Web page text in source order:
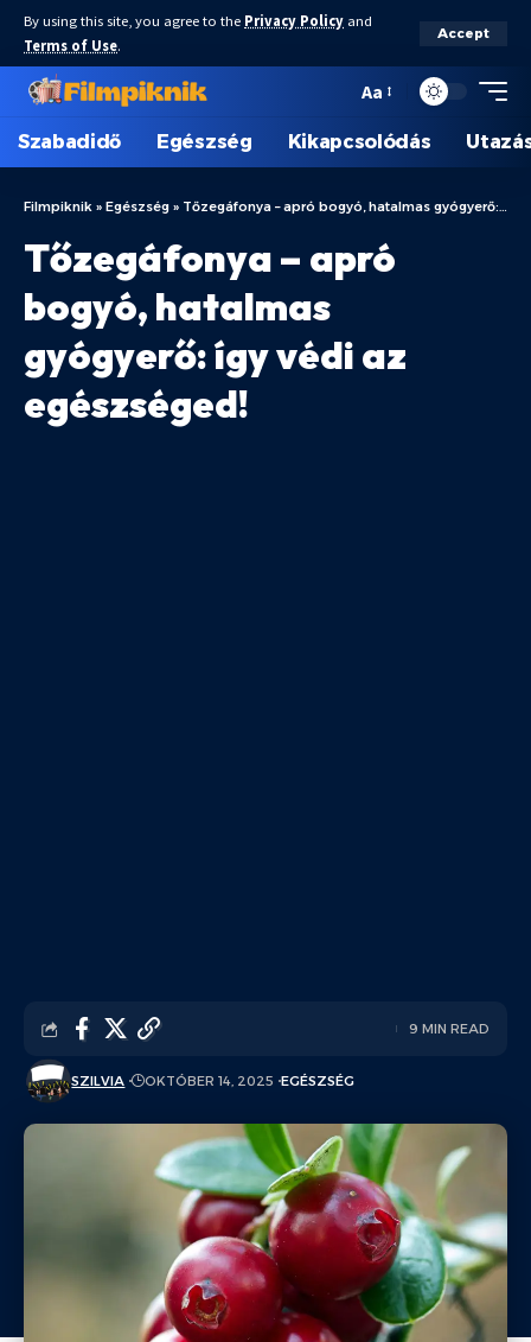
By using this site, you agree to the Privacy Policy and
Terms of Use.
Accept
Aa
Szabadidő Egészség Kikapcsolódás
Filmpiknik » Egészség » Tőzegáfonya – apró bogyó, hatalmas gyógyerő: így védi az egészséged!
Tőzegáfonya – apró
bogyó, hatalmas
gyógyerő: így védi az
egészséged!
SZILVIA OKTÓBER 14, 2025 EGÉSZSÉG
9 MIN READ